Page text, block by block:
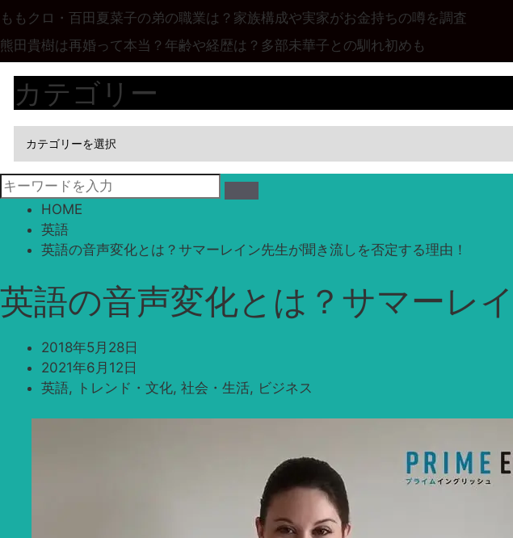
ももクロ・百田夏菜子の弟の職業は？家族構成や実家がお金持ちの噂を調査
熊田貴樹は再婚って本当？年齢や経歴は？多部未華子との馴れ初めも
カテゴリー
HOME
英語
英語の音声変化とは？サマーレイン先生が聞き流しを否定する理由！
英語の音声変化とは？サマーレ
2018年5月28日
2021年6月12日
英語, トレンド・文化, 社会・生活, ビジネス